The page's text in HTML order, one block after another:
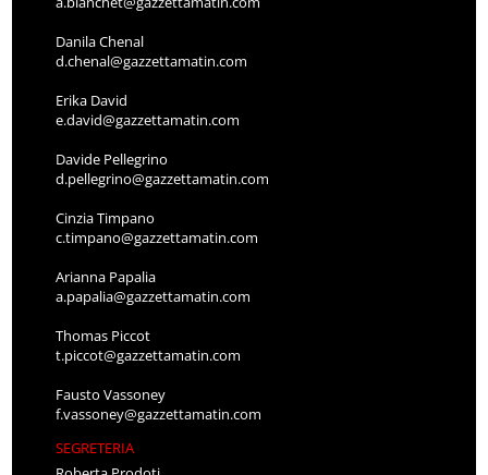
Danila Chenal
d.chenal@gazzettamatin.com
Erika David
e.david@gazzettamatin.com
Davide Pellegrino
d.pellegrino@gazzettamatin.com
Cinzia Timpano
c.timpano@gazzettamatin.com
Arianna Papalia
a.papalia@gazzettamatin.com
Thomas Piccot
t.piccot@gazzettamatin.com
Fausto Vassoney
f.vassoney@gazzettamatin.com
SEGRETERIA